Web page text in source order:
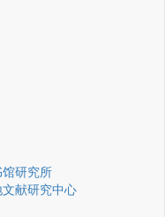
研究所
献研究中心